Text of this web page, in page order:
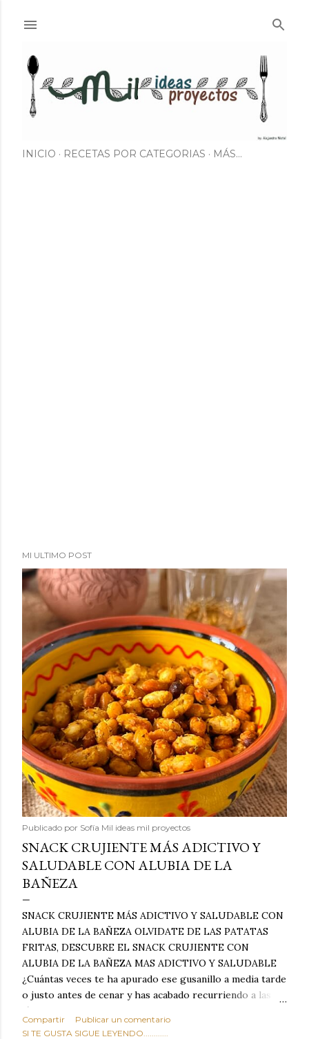
INICIO RECETAS POR CATEGORIAS MÁS…
MI ULTIMO POST
Publicado por Sofía Mil ideas mil proyectos
SNACK CRUJIENTE MÁS ADICTIVO Y
SALUDABLE CON ALUBIA DE LA
BAÑEZA
SNACK CRUJIENTE MÁS ADICTIVO Y SALUDABLE CON
ALUBIA DE LA BAÑEZA OLVIDATE DE LAS PATATAS
FRITAS, DESCUBRE EL SNACK CRUJIENTE CON
ALUBIA DE LA BAÑEZA MAS ADICTIVO Y SALUDABLE
¿Cuántas veces te ha apurado ese gusanillo a media tarde
o justo antes de cenar y has acabado recurriendo a las
típicas patatas de bolsa, frutos secos fritos o snacks
ultraprocesados llenos de grasas saturadas y sodio?
Compartir
Publicar un comentario
SI TE GUSTA SIGUE LEYENDO............